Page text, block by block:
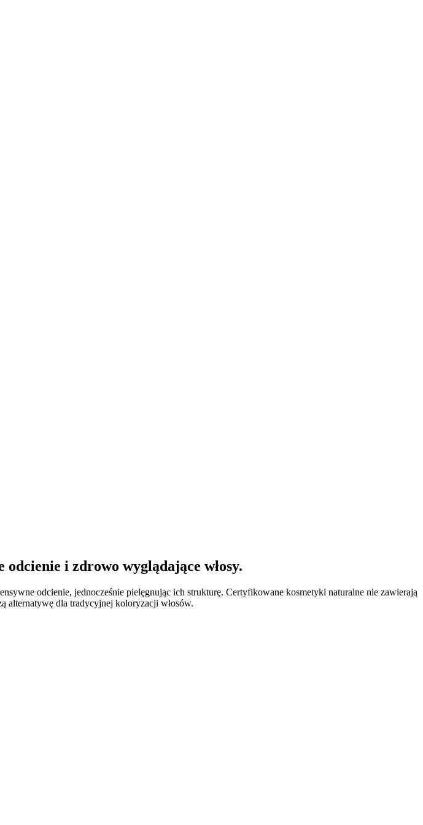
i zdrowo wyglądające włosy.
odcienie, jednocześnie pielęgnując ich strukturę. Certyfikowane kosmetyki naturalne nie zawierają
alternatywę dla tradycyjnej koloryzacji włosów.